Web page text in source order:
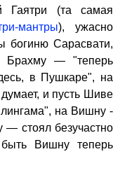
Гаятри (та самая
мантры), ужасно
богиню Сарасвати,
Брахму — "теперь
в Пушкаре", на
и пусть Шиве
на Вишну -
стоял безучастно
Вишну теперь